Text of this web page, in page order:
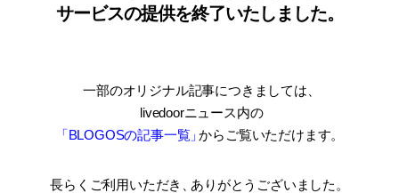
サービスの提供を終了いたしました。
一部のオリジナル記事につきましては
livedoorニュース内の
「BLOGOSの記事一覧」からご覧いただけます。
長らくご利用いただき ありがとうございました。